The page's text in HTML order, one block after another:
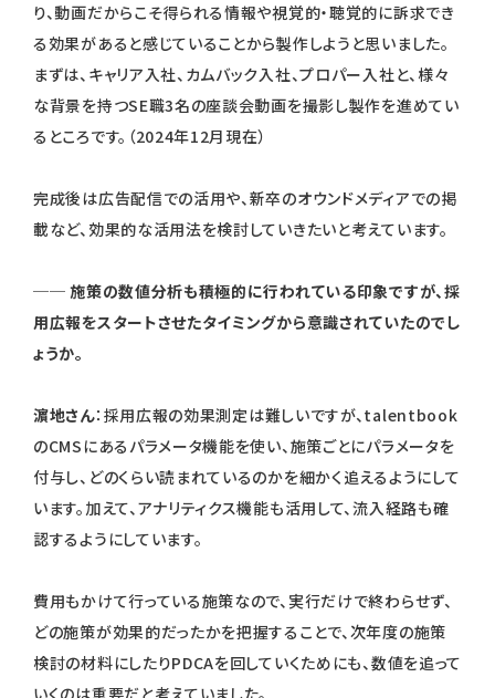
り、動画だからこそ得られる情報や視覚的・聴覚的に訴求でき
る効果があると感じていることから製作しようと思いました。
まずは、キャリア入社、カムバック入社、プロパー入社と、様々
な背景を持つSE職3名の座談会動画を撮影し製作を進めてい
るところです。（2024年12月現在）
完成後は広告配信での活用や、新卒のオウンドメディアでの掲
載など、効果的な活用法を検討していきたいと考えています。
── 施策の数値分析も積極的に行われている印象ですが、採
用広報をスタートさせたタイミングから意識されていたのでし
ょうか。
濵地さん：採用広報の効果測定は難しいですが、talentbook
のCMSにあるパラメータ機能を使い、施策ごとにパラメータを
付与し、どのくらい読まれているのかを細かく追えるようにして
います。加えて、アナリティクス機能も活用して、流入経路も確
認するようにしています。
費用もかけて行っている施策なので、実行だけで終わらせず、
どの施策が効果的だったかを把握することで、次年度の施策
検討の材料にしたりPDCAを回していくためにも、数値を追って